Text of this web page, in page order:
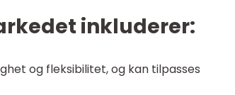
inkluderer:
og fleksibilitet, og kan tilpasses